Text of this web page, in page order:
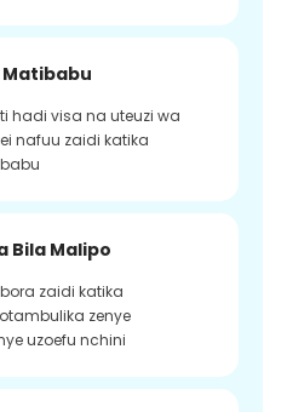
Matibabu
hadi visa na uteuzi wa
nafuu zaidi katika
Bila Malipo
zaidi katika
zenye
uzoefu nchini